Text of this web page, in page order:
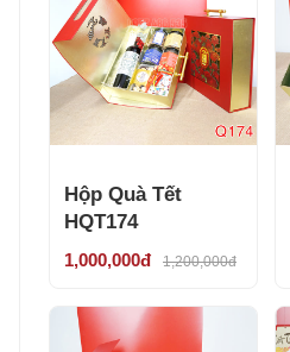
Hộp Quà Tết
HQT174
1,000,000đ 1,200,000đ